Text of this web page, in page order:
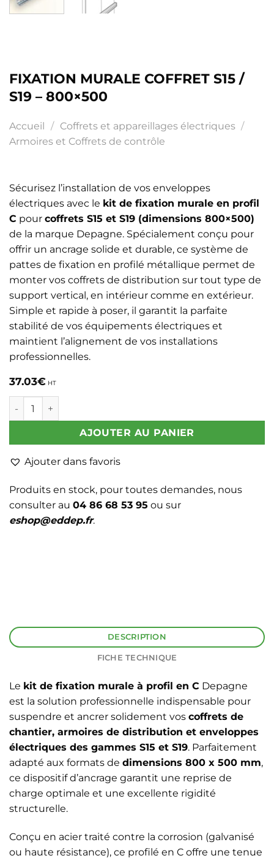
FIXATION MURALE COFFRET S15 /
S19 – 800×500
Accueil / Coffrets et appareillages électriques /
Armoires et Coffrets de contrôle
Sécurisez l’installation de vos enveloppes
électriques avec le kit de fixation murale en profil
C pour coffrets S15 et S19 (dimensions 800×500)
de la marque Depagne. Spécialement conçu pour
offrir un ancrage solide et durable, ce système de
pattes de fixation en profilé métallique permet de
monter vos coffrets de distribution sur tout type de
support vertical, en intérieur comme en extérieur.
Simple et rapide à poser, il garantit la parfaite
stabilité de vos équipements électriques et
maintient l’alignement de vos installations
professionnelles.
37.03€ HT
quantité de FIXATION MURALE COFFRET S15 / S19 -
AJOUTER AU PANIER
Ajouter dans favoris
Produits en stock, pour toutes demandes, nous
consulter au 04 86 68 53 95 ou sur
eshop@eddep.fr.
DESCRIPTION
FICHE TECHNIQUE
Le kit de fixation murale à profil en C Depagne
est la solution professionnelle indispensable pour
suspendre et ancrer solidement vos coffrets de
chantier, armoires de distribution et enveloppes
électriques des gammes S15 et S19. Parfaitement
adapté aux formats de dimensions 800 x 500 mm,
ce dispositif d’ancrage garantit une reprise de
charge optimale et une excellente rigidité
structurelle.
Conçu en acier traité contre la corrosion (galvanisé
ou haute résistance), ce profilé en C offre une tenue